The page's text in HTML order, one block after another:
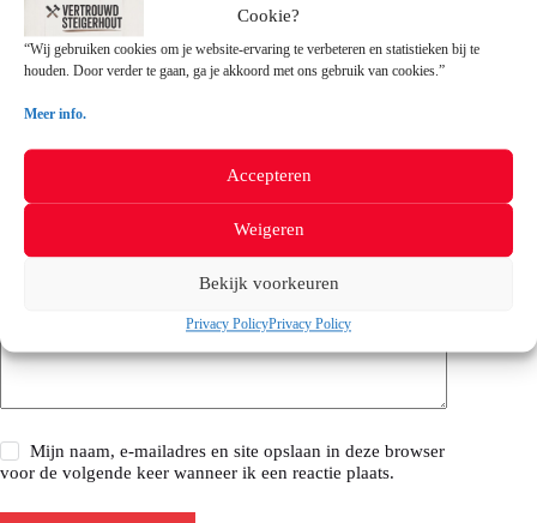
Cookie?
“Wij gebruiken cookies om je website-ervaring te verbeteren en statistieken bij te
houden. Door verder te gaan, ga je akkoord met ons gebruik van cookies.”
Meer info.
Accepteren
Weigeren
Bekijk voorkeuren
Privacy PolicyPrivacy Policy
E-mail*
Site
Reactie toevoegen*
Mijn naam, e-mailadres en site opslaan in deze browser
voor de volgende keer wanneer ik een reactie plaats.